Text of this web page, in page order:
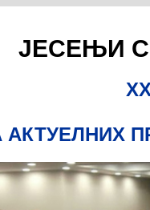
ЈЕСЕЊИ